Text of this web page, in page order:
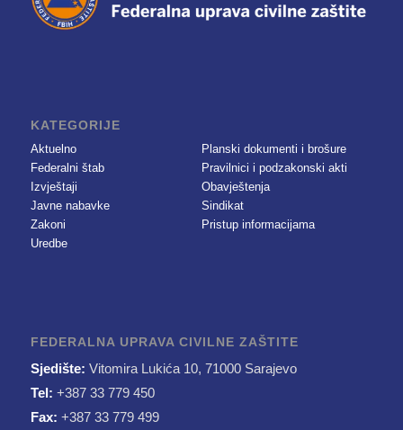
KATEGORIJE
Aktuelno
Federalni štab
Izvještaji
Javne nabavke
Zakoni
Uredbe
Planski dokumenti i brošure
Pravilnici i podzakonski akti
Obavještenja
Sindikat
Pristup informacijama
FEDERALNA UPRAVA CIVILNE ZAŠTITE
Sjedište: Vitomira Lukića 10, 71000 Sarajevo
Tel: +387 33 779 450
Fax: +387 33 779 499